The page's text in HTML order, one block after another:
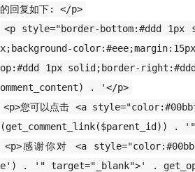
的回复如下: </p>
<p style="border-bottom:#ddd
x;background-
op:#ddd 1px solid;border-
omment_content) . '</p>
<p>您可以点击 <a
(get_comment_link($parent_id)) . '"
<p>感谢你对 <a
e') . '" target="_blank">' .